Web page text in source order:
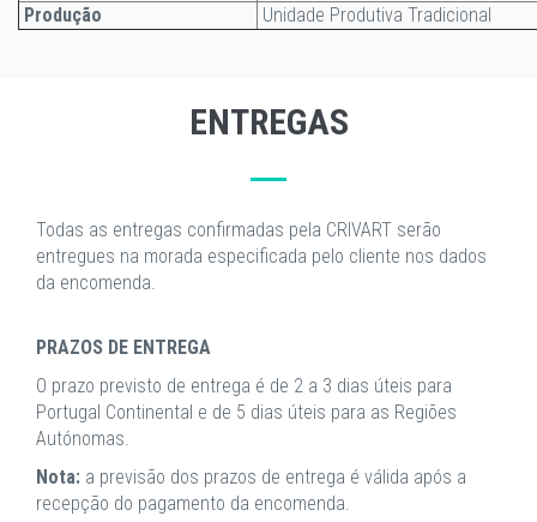
Produção
Unidade Produtiva Tradicional
ENTREGAS
Todas as entregas confirmadas pela CRIVART serão
entregues na morada especificada pelo cliente nos dados
da encomenda.
PRAZOS DE ENTREGA
O prazo previsto de entrega é de 2 a 3 dias úteis para
Portugal Continental e de 5 dias úteis para as Regiões
Autónomas.
Nota: a previsão dos prazos de entrega é válida após a
recepção do pagamento da encomenda.